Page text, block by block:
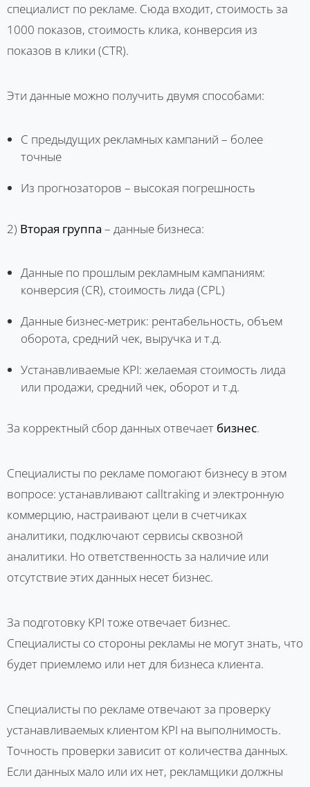
специалист по рекламе. Сюда входит, стоимость за
1000 показов, стоимость клика, конверсия из
показов в клики (CTR).
Эти данные можно получить двумя способами:
С предыдущих рекламных кампаний – более
точные
Из прогнозаторов – высокая погрешность
2) Вторая группа – данные бизнеса:
Данные по прошлым рекламным кампаниям:
конверсия (CR), стоимость лида (CPL)
Данные бизнес-метрик: рентабельность, объем
оборота, средний чек, выручка и т.д.
Устанавливаемые KPI: желаемая стоимость лида
или продажи, средний чек, оборот и т.д.
За корректный сбор данных отвечает бизнес.
Специалисты по рекламе помогают бизнесу в этом
вопросе: устанавливают calltraking и электронную
коммерцию, настраивают цели в счетчиках
аналитики, подключают сервисы сквозной
аналитики. Но ответственность за наличие или
отсутствие этих данных несет бизнес.
За подготовку KPI тоже отвечает бизнес.
Специалисты со стороны рекламы не могут знать, что
будет приемлемо или нет для бизнеса клиента.
Специалисты по рекламе отвечают за проверку
устанавливаемых клиентом KPI на выполнимость.
Точность проверки зависит от количества данных.
Если данных мало или их нет, рекламщики должны